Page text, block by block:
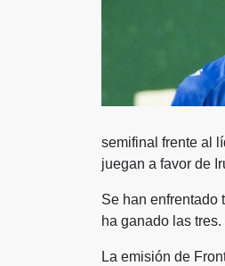
semifinal frente al
juegan a favor de
Se han enfrentado
ha ganado las tres.
La emisión de